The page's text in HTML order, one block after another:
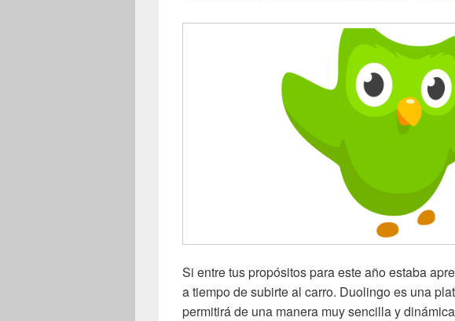
Si entre tus propósitos para este año estaba
a tiempo de subirte al carro. Duolingo es una
permitirá de una manera muy sencilla y